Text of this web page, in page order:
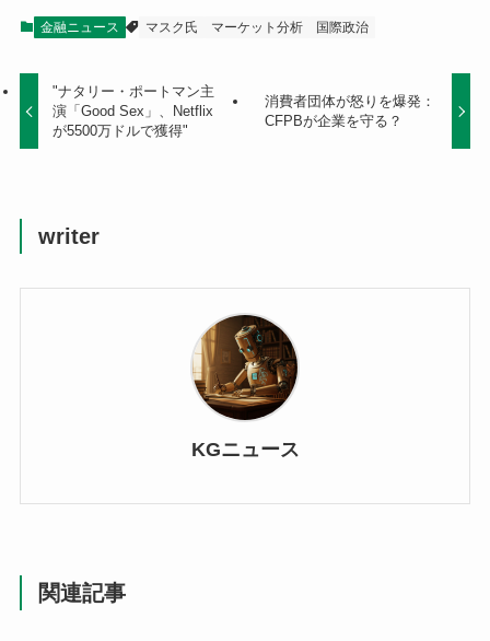
金融ニュース マスク氏 マーケット分析 国際政治
"ナタリー・ポートマン主
演「Good Sex」、Netflix
が5500万ドルで獲得"
消費者団体が怒りを爆発：
CFPBが企業を守る？
writer
KGニュース
関連記事